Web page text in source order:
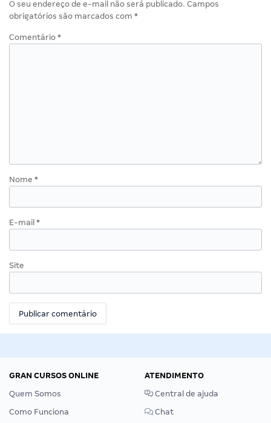
O seu endereço de e-mail não será publicado. Campos
obrigatórios são marcados com *
Comentário *
Nome *
E-mail *
Site
GRAN CURSOS ONLINE
Quem Somos
Como Funciona
ATENDIMENTO
Central de ajuda
Chat